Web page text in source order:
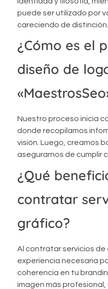
puede ser utilizado por
careciendo de distinción.
¿Cómo es el
diseño de
Nuestro proceso inicia
donde recopilamos
visión. Luego, creamos
asegurarnos de cumplir
¿Qué
contratar
gráfico?
Al contratar servicios
experiencia necesaria
coherencia en tu
imagen más